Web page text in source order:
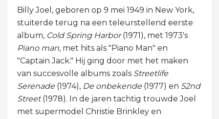
Billy Joel, geboren op 9 mei 1949 in New York,
stuiterde terug na een teleurstellend eerste
album, Cold Spring Harbor(1971), met 1973's
Piano man, met hits als "Piano Man" en
"Captain Jack." Hij ging door met het maken
van succesvolle albums zoals Streetlife
Serenade(1974), De onbekende(1977) en 52nd
Street(1978). In de jaren tachtig trouwde Joel
met supermodel Christie Brinkley en